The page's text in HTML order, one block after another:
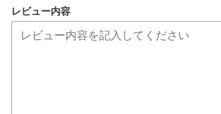
レビュー内容